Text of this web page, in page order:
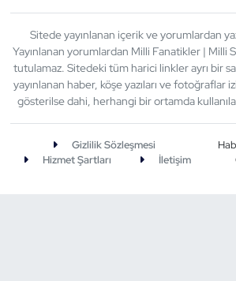
Sitede yayınlanan içerik ve yorumlardan
Yayınlanan yorumlardan Milli Fanatikler | Milli
tutulamaz. Sitedeki tüm harici linkler ayrı bir
yayınlanan haber, köşe yazıları ve fotoğraflar
gösterilse dahi, herhangi bir ortamda
Gizlilik Sözleşmesi
Hizmet Şartları
İletişim